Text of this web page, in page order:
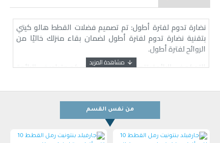
نضارة تدوم لفترة أطول: تم تصميم فضلات القطط هالو كيتي
بتقنية نضارة تدوم لفترة أطول لضمان بقاء منزلك خاليًا من
الروائح لفترة أطول.
التحكم في الرائحة: تتميز القمامة بنظام تحكم متطور في الرائحة
عليها على وجه التحديد.
تكتل قوي: تضمن تركيبة التكتل بقاء فضلاتنا سليمة حتى في
أصعب المواقف. إنها تشكل كتلًا ثابتة لا تنكسر، مما يجعل
عملية التنظيف والتنظيف أمرًا سهلاً
من نفس القسم